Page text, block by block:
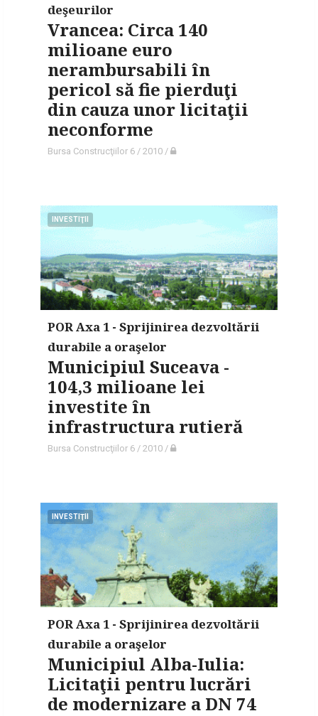
deşeurilor
Vrancea: Circa 140
milioane euro
nerambursabili în
pericol să fie pierduţi
din cauza unor licitaţii
neconforme
Bursa Construcţiilor 6 / 2010/
INVESTIŢII
POR Axa 1 - Sprijinirea dezvoltării
durabile a oraşelor
Municipiul Suceava -
104,3 milioane lei
investite în
infrastructura rutieră
Bursa Construcţiilor 6 / 2010/
INVESTIŢII
POR Axa 1 - Sprijinirea dezvoltării
durabile a oraşelor
Municipiul Alba-Iulia:
Licitaţii pentru lucrări
de modernizare a DN 74